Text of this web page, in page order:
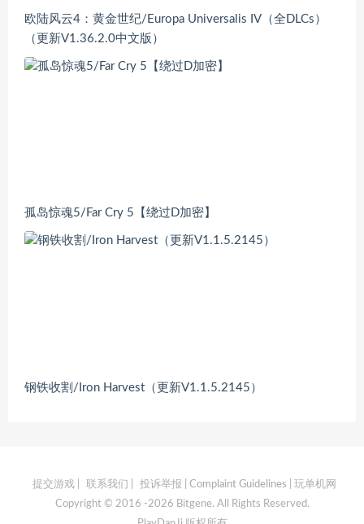
欧陆风云4：黄金世纪/Europa Universalis IV（全DLCs）
（更新V1.36.2.0中文版）
孤岛惊魂5/Far Cry 5【绕过D加密】
钢铁收割/Iron Harvest（更新V1.1.5.2145）
提交游戏| 联系我们 投诉举报 | Complaint Guidelines | 玩单机网
Copyright © 2016 -2026 Bitgene. All Rights Reserved.